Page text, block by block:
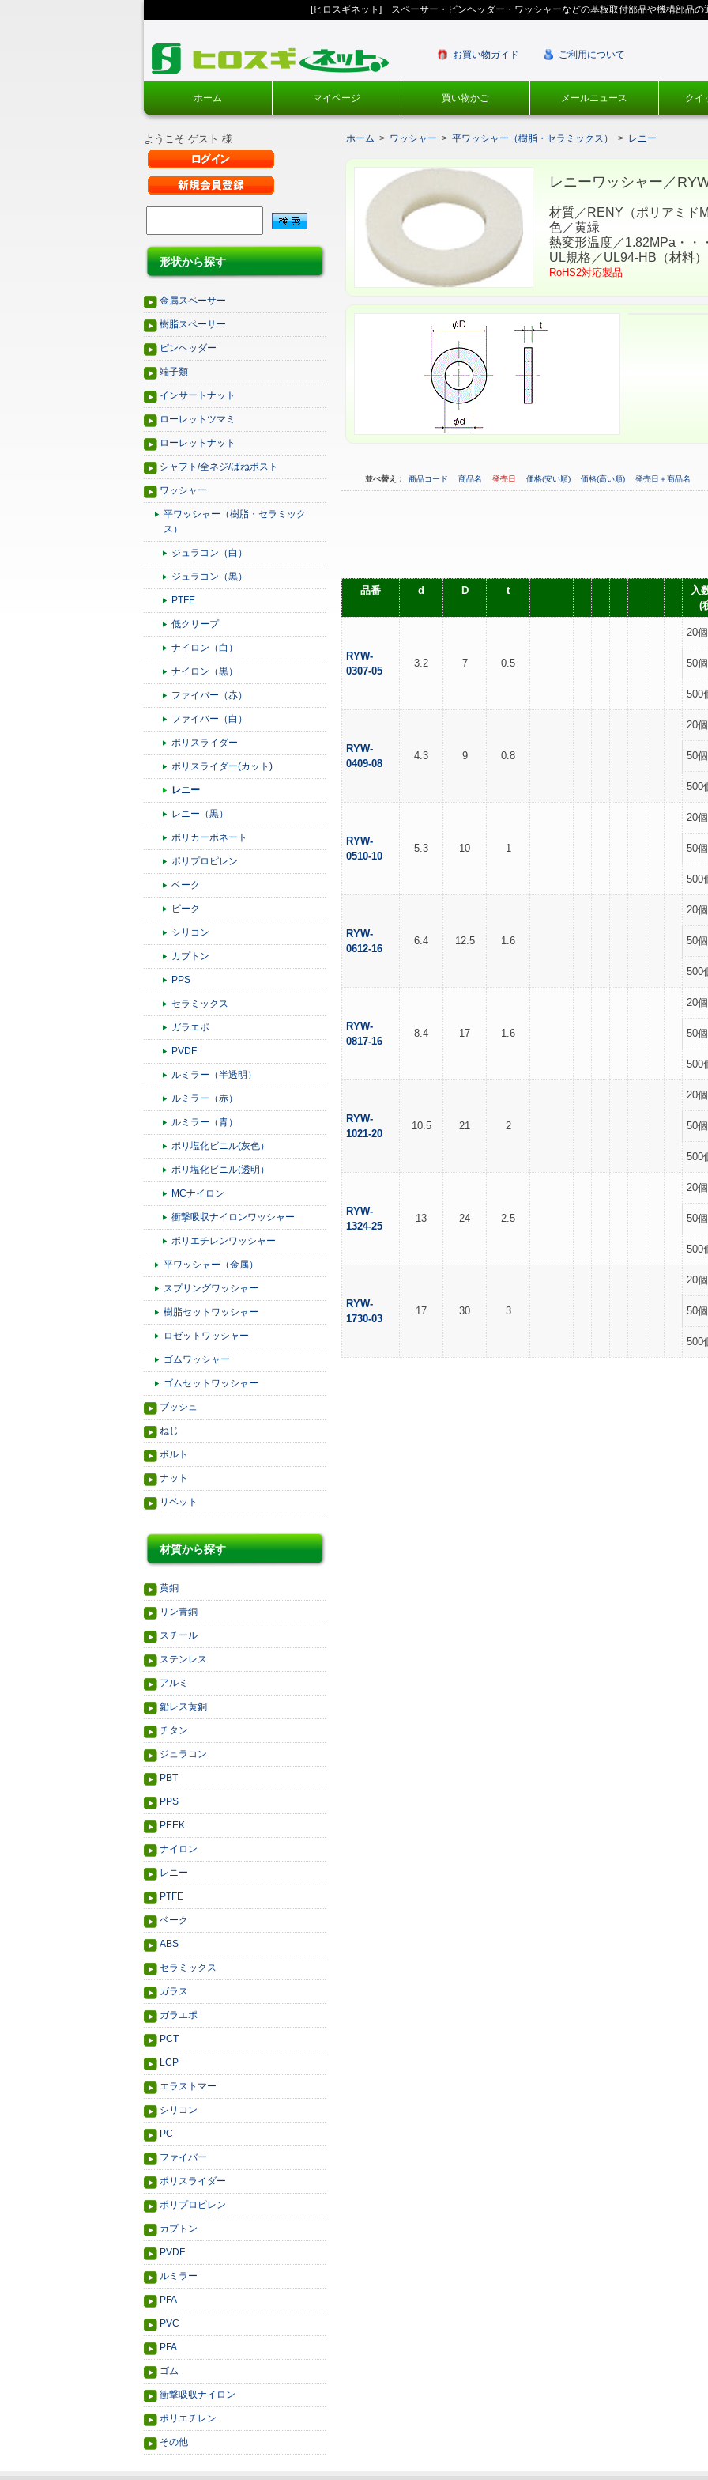
[ヒロスギネット] スペーサー・ピンヘッダー・ワッシャーなどの基板取付部品や機構部品の
お買い物ガイド ご利用について
ホーム マイページ 買い物かご メールニュース クイ
ようこそ ゲスト 様
形状から探す
金属スペーサー
樹脂スペーサー
ピンヘッダー
端子類
インサートナット
ローレットツマミ
ローレットナット
シャフト/全ネジ/ばねポスト
ワッシャー
平ワッシャー（樹脂・セラミック
ス）
ジュラコン（白）
ジュラコン（黒）
PTFE
低クリープ
ナイロン（白）
ナイロン（黒）
ファイバー（赤）
ファイバー（白）
ポリスライダー
ポリスライダー(カット)
レニー
レニー（黒）
ポリカーボネート
ポリプロピレン
ベーク
ピーク
シリコン
カプトン
PPS
セラミックス
ガラエポ
PVDF
ルミラー（半透明）
ルミラー（赤）
ルミラー（青）
ポリ塩化ビニル(灰色）
ポリ塩化ビニル(透明）
MCナイロン
衝撃吸収ナイロンワッシャー
ポリエチレンワッシャー
平ワッシャー（金属）
スプリングワッシャー
樹脂セットワッシャー
ロゼットワッシャー
ゴムワッシャー
ゴムセットワッシャー
ブッシュ
ねじ
ボルト
ナット
リベット
材質から探す
黄銅
リン青銅
スチール
ステンレス
アルミ
鉛レス黄銅
チタン
ジュラコン
PBT
PPS
PEEK
ナイロン
レニー
PTFE
ベーク
ABS
セラミックス
ガラス
ガラエポ
PCT
LCP
エラストマー
シリコン
PC
ファイバー
ポリスライダー
ポリプロピレン
カプトン
PVDF
ルミラー
PFA
PVC
PFA
ゴム
衝撃吸収ナイロン
ポリエチレン
その他
ホーム > ワッシャー > 平ワッシャー（樹脂・セラミックス） > レニー
レニーワッシャー／
材質／RENY（ポリアミド
色／黄緑
熱変形温度／1.82MPa・・
UL規格／UL94-HB（材料）
RoHS2対応製品
並べ替え： 商品コード 商品名 発売日 価格(安い順) 価格(高い順) 発売日＋商品名
品番 d D t
入
(
RYW-
0307-05
3.2 7 0.5
20
50
500
RYW-
0409-08
4.3 9 0.8
20
50
500
RYW-
0510-10
5.3 10 1
20
50
500
RYW-
0612-16
6.4 12.5 1.6
20
50
500
RYW-
0817-16
8.4 17 1.6
20
50
500
RYW-
1021-20
10.5 21 2
20
50
500
RYW-
1324-25
13 24 2.5
20
50
500
RYW-
1730-03
17 30 3
20
50
500